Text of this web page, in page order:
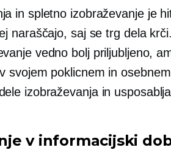
in spletno izobraževanje je
naraščajo, saj se trg dela
vedno bolj priljubljeno,
svojem poklicnem in
izobraževanja in
v informacijski